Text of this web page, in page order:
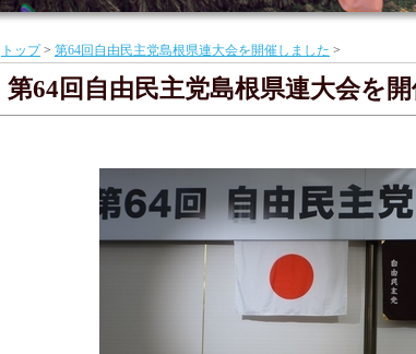
トップ> 第64回自由民主党島根県連大会を開催しました >
第64回自由民主党島根県連大会を